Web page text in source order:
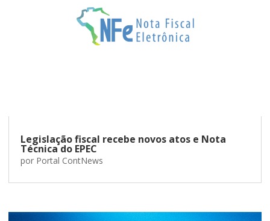
Legislação fiscal recebe novos atos e Nota
Técnica do EPEC
por Portal ContNews